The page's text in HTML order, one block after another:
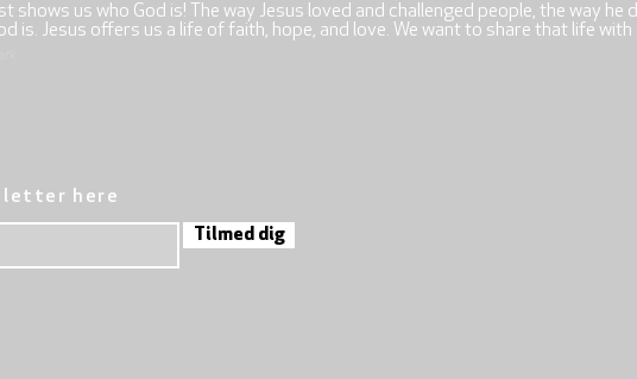
shows us who God is! The way Jesus loved and challenged people, the way he
is. Jesus offers us a life of faith, hope, and love. We want to share that life with
here
Tilmed dig